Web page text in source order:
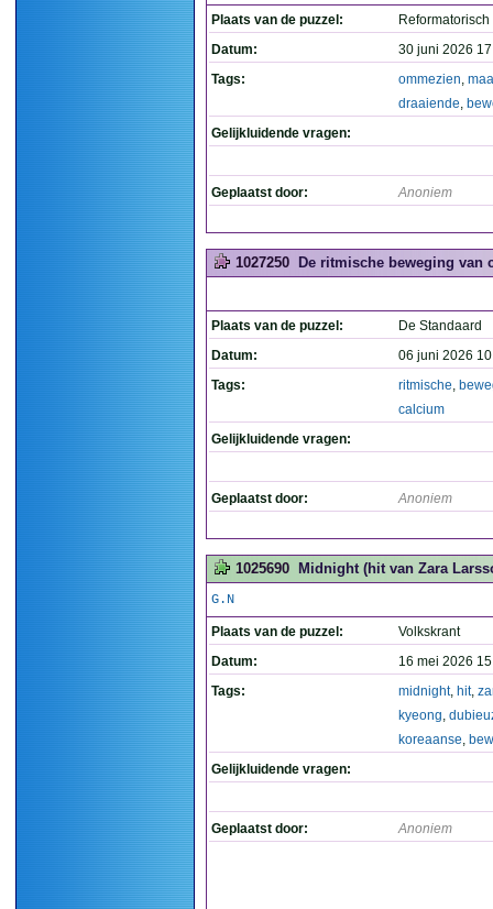
Plaats van de puzzel:
Datum:
30 juni 2026
Tags:
ommezien,
draaiende,
Gelijkluidende vragen:
Geplaatst door: Anoniem
1027250 De ritmische beweging van
Plaats van de puzzel:
De Standaard
Datum:
06 juni 2026
Tags:
ritmische,
calcium
Gelijkluidende vragen:
Geplaatst door: Anoniem
1025690 Midnight (hit van Zara
G.N
Plaats van de puzzel:
Volkskrant
Datum:
16 mei 2026
Tags:
midnight, hit,
kyeong,
koreaanse,
Gelijkluidende vragen:
Geplaatst door: Anoniem